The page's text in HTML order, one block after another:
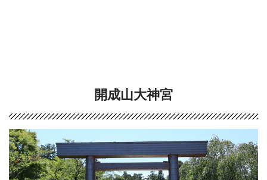
開成山大神宮